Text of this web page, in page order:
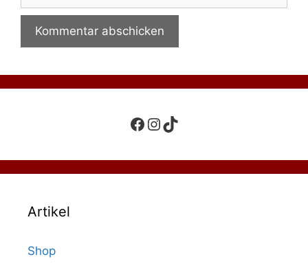
Facebook
Instagram
TikTok
Artikel
Shop